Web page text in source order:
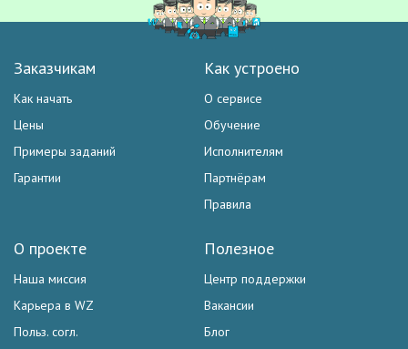
Заказчикам
Как начать
Цены
Примеры заданий
Гарантии
Как устроено
О сервисе
Обучение
Исполнителям
Партнёрам
Правила
Полезное
Центр поддержки
Вакансии
Блог
О проекте
Наша миссия
Карьера в WZ
Польз. согл.